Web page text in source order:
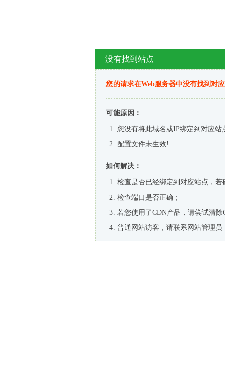
没有找到站点
您的请求在Web服务器中没有找到对
可能原因：
您没有将此域名或IP绑定到对应站
配置文件未生效!
如何解决：
检查是否已经绑定到对应站点，
检查端口是否正确；
若您使用了CDN产品，请尝试清除
普通网站访客，请联系网站管理员